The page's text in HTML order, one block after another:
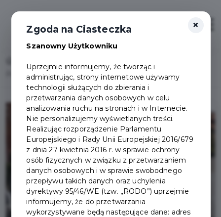
Punkt Szczepień w Ochotniczej Straży Pożarnej
×
Zgoda na Ciasteczka
Szanowny Użytkowniku
Uprzejmie informujemy, że tworząc i
administrując, strony internetowe używamy
technologii służących do zbierania i
przetwarzania danych osobowych w celu
analizowania ruchu na stronach i w Internecie.
Nie personalizujemy wyświetlanych treści.
Realizując rozporządzenie Parlamentu
Europejskiego i Rady Unii Europejskiej 2016/679
z dnia 27 kwietnia 2016 r. w sprawie ochrony
osób fizycznych w związku z przetwarzaniem
danych osobowych i w sprawie swobodnego
przepływu takich danych oraz uchylenia
dyrektywy 95/46/WE (tzw. „RODO”) uprzejmie
informujemy, że do przetwarzania
wykorzystywane będą następujące dane: adres